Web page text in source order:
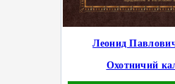
Леонид
Охотничий